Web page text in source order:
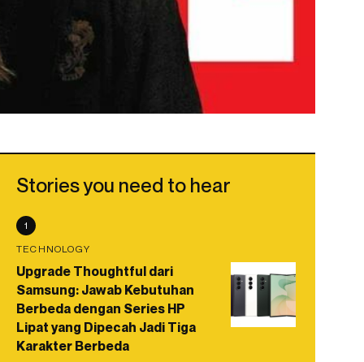
Stories you need to hear
1
TECHNOLOGY
Upgrade Thoughtful dari
Samsung: Jawab Kebutuhan
Berbeda dengan Series HP
Lipat yang Dipecah Jadi Tiga
Karakter Berbeda